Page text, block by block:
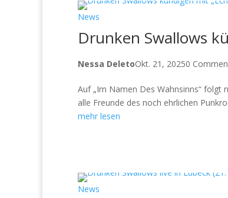
News
Drunken Swallows
Nessa DeletoOkt. 21, 20250
Auf „Im Namen Des Wahnsinns“ folgt
alle Freunde des noch ehrlichen
mehr lesen
News